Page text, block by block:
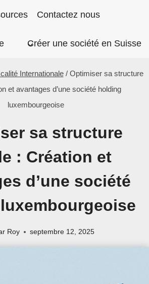
Contactez nous
Créer une société en Suisse
Internationale / Optimiser sa structure
et avantages d’une société holding
luxembourgeoise
sa structure
: Création et
d’une société
Roy septembre 12, 2025